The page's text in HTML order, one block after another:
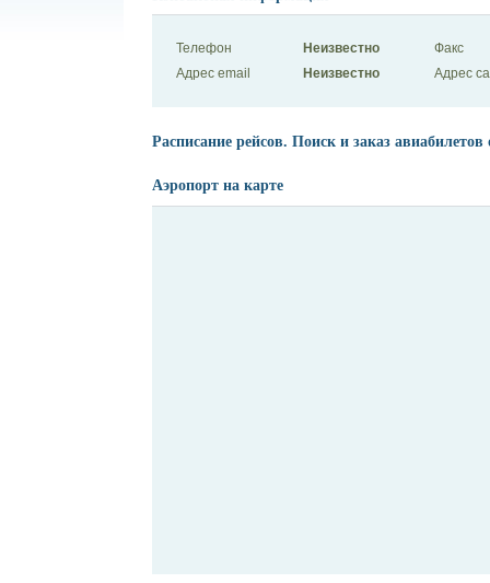
Телефон Неизвестно
Факс
Адрес email
Неизвестно Адрес
Расписание рейсов. Поиск и заказ авиабилетов
Аэропорт на карте